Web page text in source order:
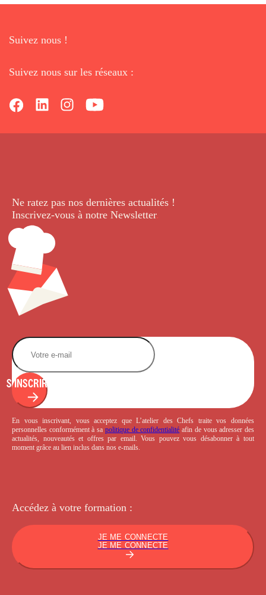
Suivez nous !
Suivez nous sur les réseaux :
Ne ratez pas nos dernières actualités !
Inscrivez-vous à notre Newsletter.
S'INSCRIRE
En vous inscrivant, vous acceptez que L’atelier des Chefs traite vos données
personnelles conformément à sa politique de confidentialité afin de vous adresser des
actualités, nouveautés et offres par email. Vous pouvez vous désabonner à tout
moment grâce au lien inclus dans nos e-mails.
Accédez à votre formation :
JE ME CONNECTE
JE ME CONNECTE